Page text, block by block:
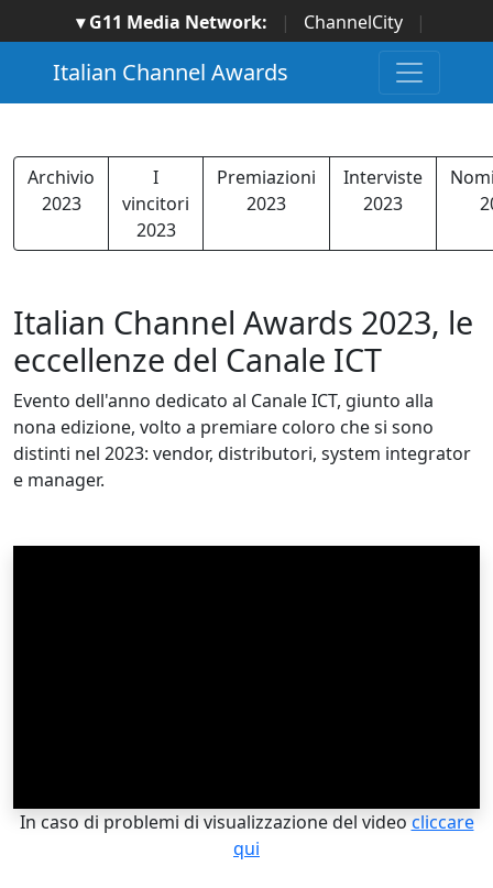
▾ G11 Media Network: | ChannelCity
|
ImpresaCity | SecurityOpenLab | Italian Channel
Awards | Italian Project Awards
Italian Security
Awards | ...
Italian Channel Awards
Archivio
2023
I
vincitori
2023
Premiazioni
2023
Interviste
2023
Italian Channel Awards 2023, le
eccellenze del Canale ICT
Evento dell'anno dedicato al Canale ICT, giunto alla
nona edizione, volto a premiare coloro che si sono
distinti nel 2023: vendor, distributori, system integrator
e manager.
In caso di problemi di visualizzazione del video cliccare
qui